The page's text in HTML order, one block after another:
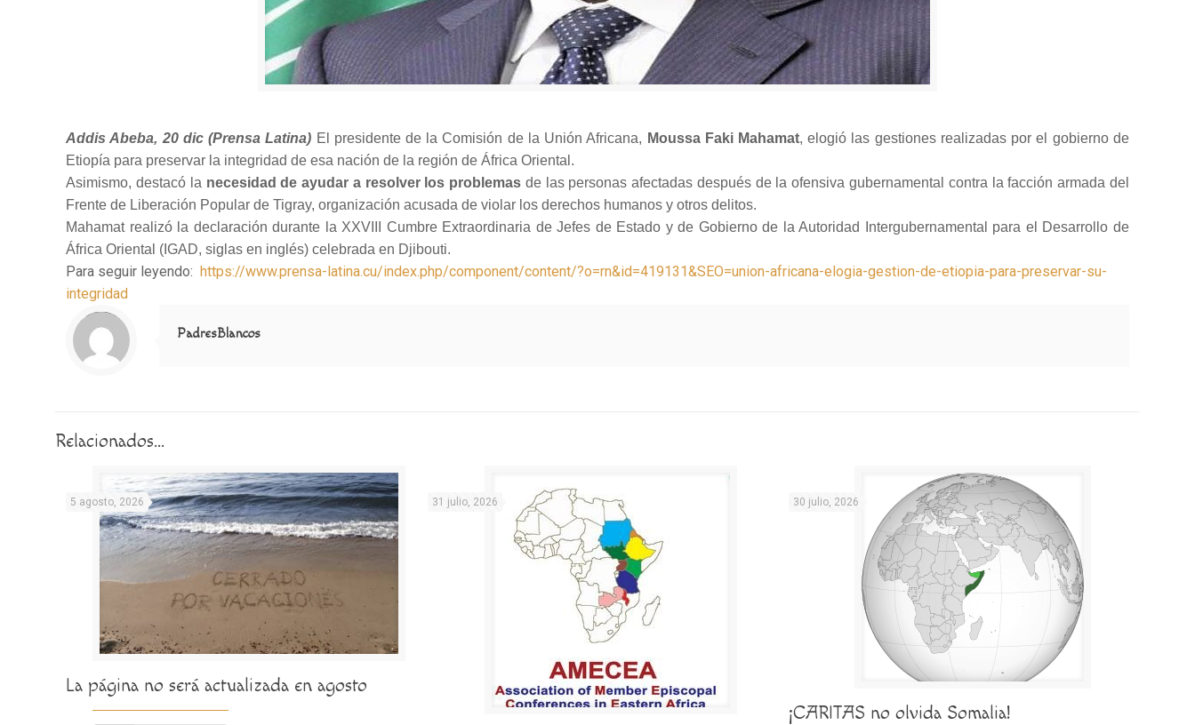
Addis Abeba, 20 dic (Prensa Latina) El presidente de la Comisión de la Unión Africana, Moussa Faki Mahamat, elogió las gestiones realizadas por el gobierno de
Etiopía para preservar la integridad de esa nación de la región de África Oriental.
Asimismo, destacó la necesidad de ayudar a resolver los problemas de las personas afectadas después de la ofensiva gubernamental contra la facción armada del
Frente de Liberación Popular de Tigray, organización acusada de violar los derechos humanos y otros delitos.
Mahamat realizó la declaración durante la XXVIII Cumbre Extraordinaria de Jefes de Estado y de Gobierno de la Autoridad Intergubernamental para el Desarrollo de
África Oriental (IGAD, siglas en inglés) celebrada en Djibouti.
Para seguir leyendo:https://www.prensa-latina.cu/index.php/component/content/?o=rn&id=419131&SEO=union-africana-elogia-gestion-de-etiopia-para-preservar-su-
integridad
Notice
: Trying to access array offset on value of type null in
/home/misioner/public_html/padresblancos/themes/betheme/includes/content-single.php
on line
286
PadresBlancos
Relacionados...
5 agosto, 2026
La página no será actualizada en agosto
31 julio, 2026 30 julio, 2026
¡CARITAS no olvida Somalia!